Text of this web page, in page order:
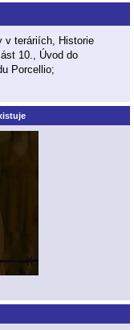
v teráriích, Historie
10., Úvod do
Porcellio;